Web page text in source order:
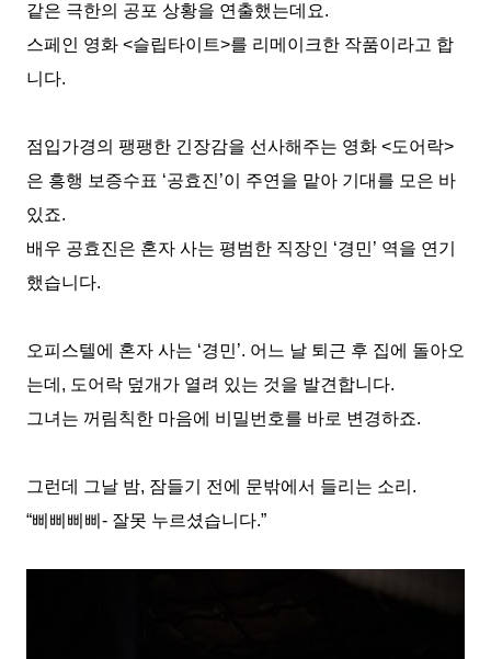
같은 극한의 공포 상황을 연출했는데요.
스페인 영화 <슬립타이트>를 리메이크한 작품이라고 합
니다.
점입가경의 팽팽한 긴장감을 선사해주는 영화 <도어락>
은 흥행 보증수표 ‘공효진’이 주연을 맡아 기대를 모은 바
있죠.
배우 공효진은 혼자 사는 평범한 직장인 ‘경민’ 역을 연기
했습니다.
오피스텔에 혼자 사는 ‘경민’. 어느 날 퇴근 후 집에 돌아오
는데 , 도어락 덮개가 열려 있는 것을 발견합니다.
그녀는 꺼림칙한 마음에 비밀번호를 바로 변경하죠.
그런데 그날 밤, 잠들기 전에 문밖에서 들리는 소리 .
“삐삐삐삐 - 잘못 누르셨습니다.”